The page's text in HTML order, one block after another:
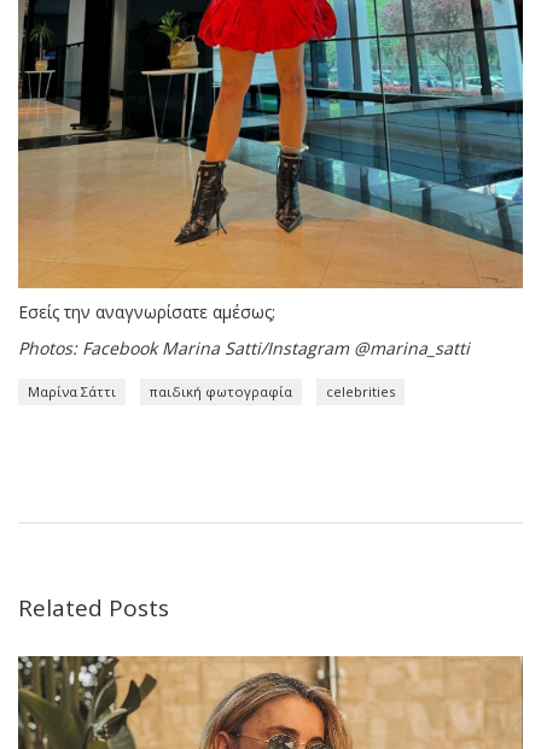
Εσείς την αναγνωρίσατε αμέσως;
Photos: Facebook Marina Satti/Instagram @marina_satti
Μαρίνα Σάττι παιδική φωτογραφία celebrities
Related Posts